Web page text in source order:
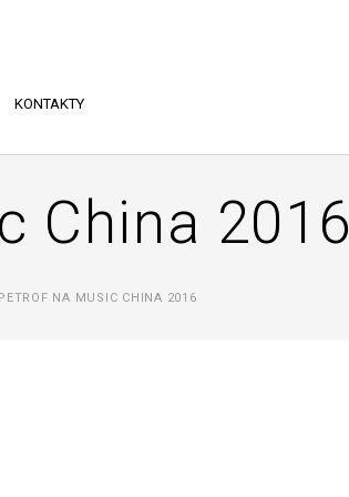
KONTAKTY
China 2016
NA MUSIC CHINA 2016